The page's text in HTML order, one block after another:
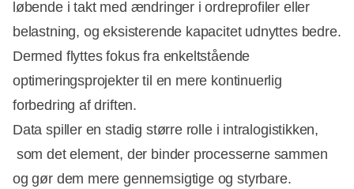
løbende i takt med ændringer i ordreprofiler eller
belastning, og eksisterende kapacitet udnyttes bedre.
Dermed flyttes fokus fra enkeltstående
optimeringsprojekter til en mere kontinuerlig
forbedring af driften.
Data spiller en stadig større rolle i intralogistikken,
som det element, der binder processerne sammen
og gør dem mere gennemsigtige og styrbare.